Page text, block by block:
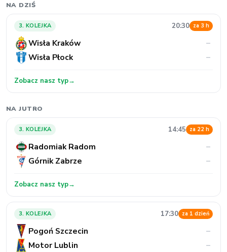
NA DZIŚ
3. KOLEJKA 20:30 za 3 h
Wisła Kraków
–
Wisła Płock
–
Zobacz nasz typ→
NA JUTRO
3. KOLEJKA 14:45 za 22 h
Radomiak Radom
–
Górnik Zabrze
–
Zobacz nasz typ→
3. KOLEJKA 17:30 za 1 dzień
Pogoń Szczecin
–
Motor Lublin
–